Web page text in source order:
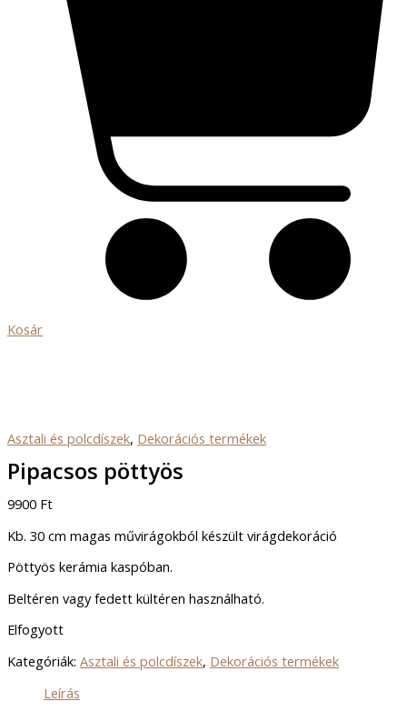
Kosár
Asztali és polcdíszek, Dekorációs termékek
Pipacsos pöttyös
9900 Ft
Kb. 30 cm magas művirágokból készült virágdekoráció
Pöttyös kerámia kaspóban.
Beltéren vagy fedett kültéren használható.
Elfogyott
Kategóriák: Asztali és polcdíszek, Dekorációs termékek
Leírás